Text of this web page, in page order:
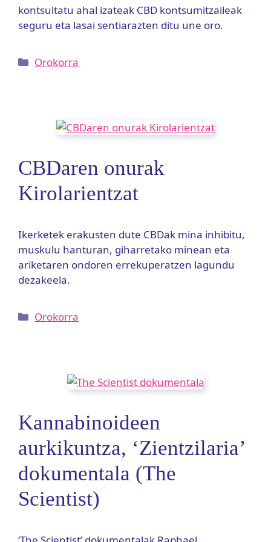
kontsultatu ahal izateak CBD kontsumitzaileak
seguru eta lasai sentiarazten ditu une oro.
Kategoriak
Orokorra
CBDaren onurak
Kirolarientzat
Ikerketek erakusten dute CBDak mina inhibitu,
muskulu hanturan, giharretako minean eta
ariketaren ondoren errekuperatzen lagundu
dezakeela.
Kategoriak
Orokorra
Kannabinoideen
aurkikuntza, ‘Zientzilaria’
dokumentala (The
Scientist)